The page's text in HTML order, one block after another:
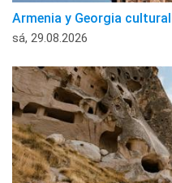
Armenia y Georgia cultural
sá, 29.08.2026